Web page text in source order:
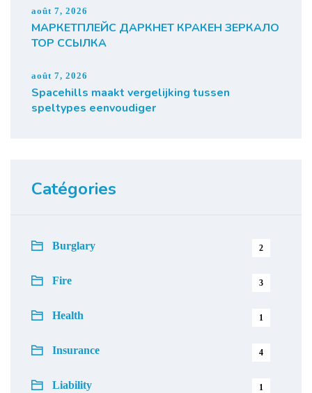
août 7, 2026
МАРКЕТПЛЕЙС ДАРКНЕТ КРАКЕН ЗЕРКАЛО
ТОР ССЫЛКА
août 7, 2026
Spacehills maakt vergelijking tussen
speltypes eenvoudiger
Catégories
Burglary 2
Fire 3
Health 1
Insurance 4
Liability 1